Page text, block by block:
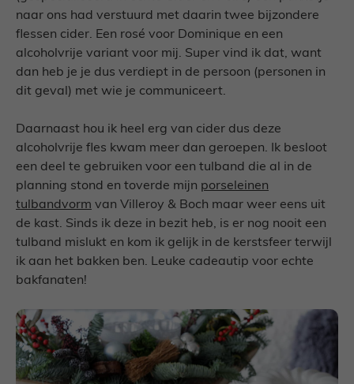
naar ons had verstuurd met daarin twee bijzondere
flessen cider. Een rosé voor Dominique en een
alcoholvrije variant voor mij. Super vind ik dat, want
dan heb je je dus verdiept in de persoon (personen in
dit geval) met wie je communiceert.
Daarnaast hou ik heel erg van cider dus deze
alcoholvrije fles kwam meer dan geroepen. Ik besloot
een deel te gebruiken voor een tulband die al in de
planning stond en toverde mijn porseleinen
tulbandvorm van Villeroy & Boch maar weer eens uit
de kast. Sinds ik deze in bezit heb, is er nog nooit een
tulband mislukt en kom ik gelijk in de kerstsfeer terwijl
ik aan het bakken ben. Leuke cadeautip voor echte
bakfanaten!